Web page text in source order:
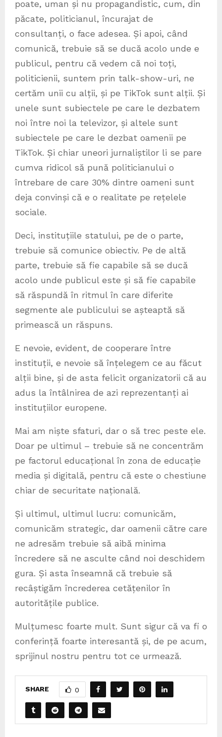
poate, uman și nu propagandistic, cum, din
păcate, politicianul, încurajat de
consultanți, o face adesea. Și apoi, când
comunică, trebuie să se ducă acolo unde e
publicul, pentru că vedem că noi toți,
politicienii, suntem prin talk-show-uri, ne
certăm unii cu alții, și pe TikTok sunt alții. Și
unele sunt subiectele pe care le dezbatem
noi între noi la televizor, și altele sunt
subiectele pe care le dezbat oamenii pe
TikTok. Și chiar uneori jurnaliștilor li se pare
cumva ridicol să pună politicianului o
întrebare de care 30% dintre oameni sunt
deja convinși că e o realitate pe rețelele
sociale.
Deci, instituțiile statului, pe de o parte,
trebuie să comunice obiectiv. Pe de altă
parte, trebuie să fie capabile să se ducă
acolo unde publicul este și să fie capabile
să răspundă în ritmul în care diferite
segmente ale publicului se așteaptă să
primească un răspuns.
E nevoie, evident, de cooperare între
instituții, e nevoie să înțelegem ce au făcut
alții bine, și de asta felicit organizatorii că au
adus la întâlnirea de azi reprezentanți ai
instituțiilor europene.
Mai am niște sfaturi, dar o să trec peste ele.
Doar pe ultimul – trebuie să ne concentrăm
pe factorul educațional în zona de educație
media și digitală, pentru că este o chestiune
chiar de securitate națională.
Și ultimul, ultimul lucru: comunicăm,
comunicăm strategic, dar oamenii către care
ne adresăm trebuie să aibă minima
încredere să ne asculte când noi deschidem
gura. Și asta înseamnă că trebuie să
recâștigăm încrederea cetățenilor în
autoritățile publice.
Mulțumesc foarte mult. Sunt sigur că va fi o
conferință foarte interesantă și, de pe acum,
sprijinul nostru pentru tot ce urmează.
SHARE 0